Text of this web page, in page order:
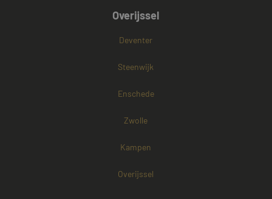
Overijssel
Deventer
Steenwijk
Enschede
Zwolle
Kampen
Overijssel